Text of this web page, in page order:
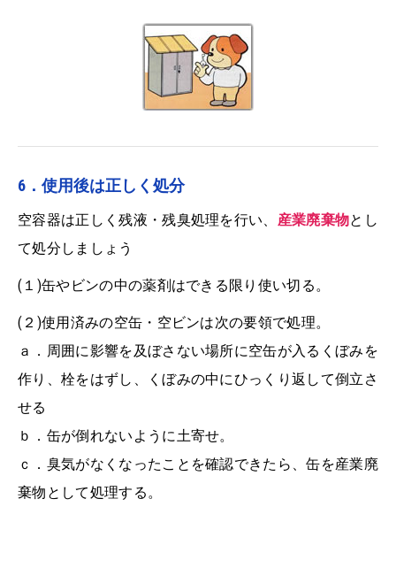
6．使用後は正しく処分
空容器は正しく残液・残臭処理を行い、 産業廃棄物とし
て処分しましょう
(１)缶やビンの中の薬剤はできる限り使い切る。
(２)使用済みの空缶・空ビンは次の要領で処理。
ａ．周囲に影響を及ぼさない場所に空缶が入るくぼみを
作り、栓をはずし、くぼみの中にひっくり返して倒立さ
せる
ｂ．缶が倒れないように土寄せ。
ｃ．臭気がなくなったことを確認できたら、缶を産業廃
棄物として処理する。